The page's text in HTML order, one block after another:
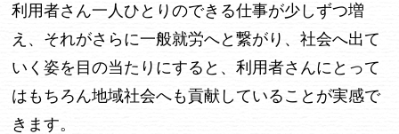
利用者さん一人ひとりのできる仕事が少しずつ増
え、それがさらに一般就労へと繋がり、社会へ出て
いく姿を目の当たりにすると、利用者さんにとって
はもちろん地域社会へも貢献していることが実感で
きます。